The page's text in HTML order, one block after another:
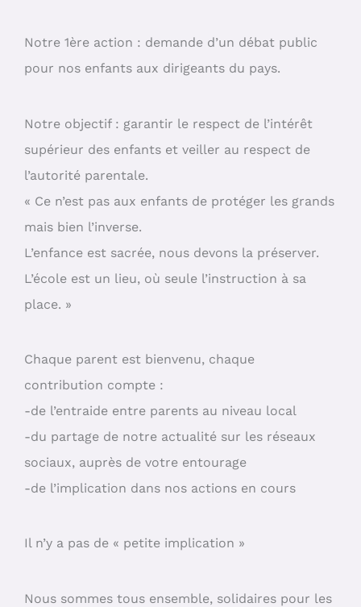
Notre 1ère action : demande d’un débat public
pour nos enfants aux dirigeants du pays.
Notre objectif : garantir le respect de l’intérêt
supérieur des enfants et veiller au respect de
l’autorité parentale.
« Ce n’est pas aux enfants de protéger les grands
mais bien l’inverse.
L’enfance est sacrée, nous devons la préserver.
L’école est un lieu, où seule l’instruction à sa
place. »
Chaque parent est bienvenu, chaque
contribution compte :
-de l’entraide entre parents au niveau local
-du partage de notre actualité sur les réseaux
sociaux, auprès de votre entourage
-de l’implication dans nos actions en cours
Il n’y a pas de « petite implication »
Nous sommes tous ensemble, solidaires pour les